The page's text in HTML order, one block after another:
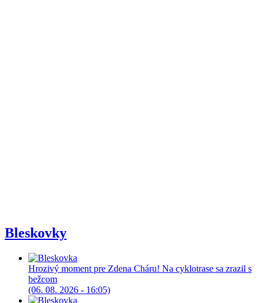
Bleskovky
Hrozivý moment pre Zdena Cháru! Na cyklotrase sa zrazil s
bežcom
(06. 08. 2026 - 16:05)